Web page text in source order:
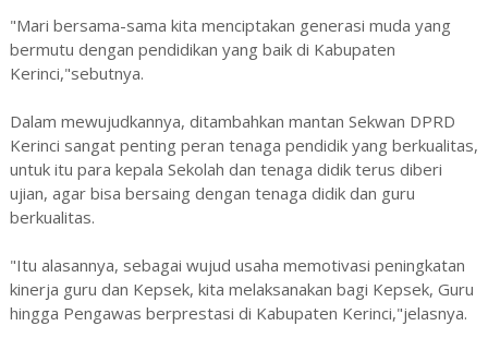
"Mari bersama-sama kita menciptakan generasi muda yang
bermutu dengan pendidikan yang baik di Kabupaten
Kerinci,"sebutnya.
Dalam mewujudkannya, ditambahkan mantan Sekwan DPRD
Kerinci sangat penting peran tenaga pendidik yang berkualitas,
untuk itu para kepala Sekolah dan tenaga didik terus diberi
ujian, agar bisa bersaing dengan tenaga didik dan guru
berkualitas.
"Itu alasannya, sebagai wujud usaha memotivasi peningkatan
kinerja guru dan Kepsek, kita melaksanakan bagi Kepsek, Guru
hingga Pengawas berprestasi di Kabupaten Kerinci,"jelasnya.